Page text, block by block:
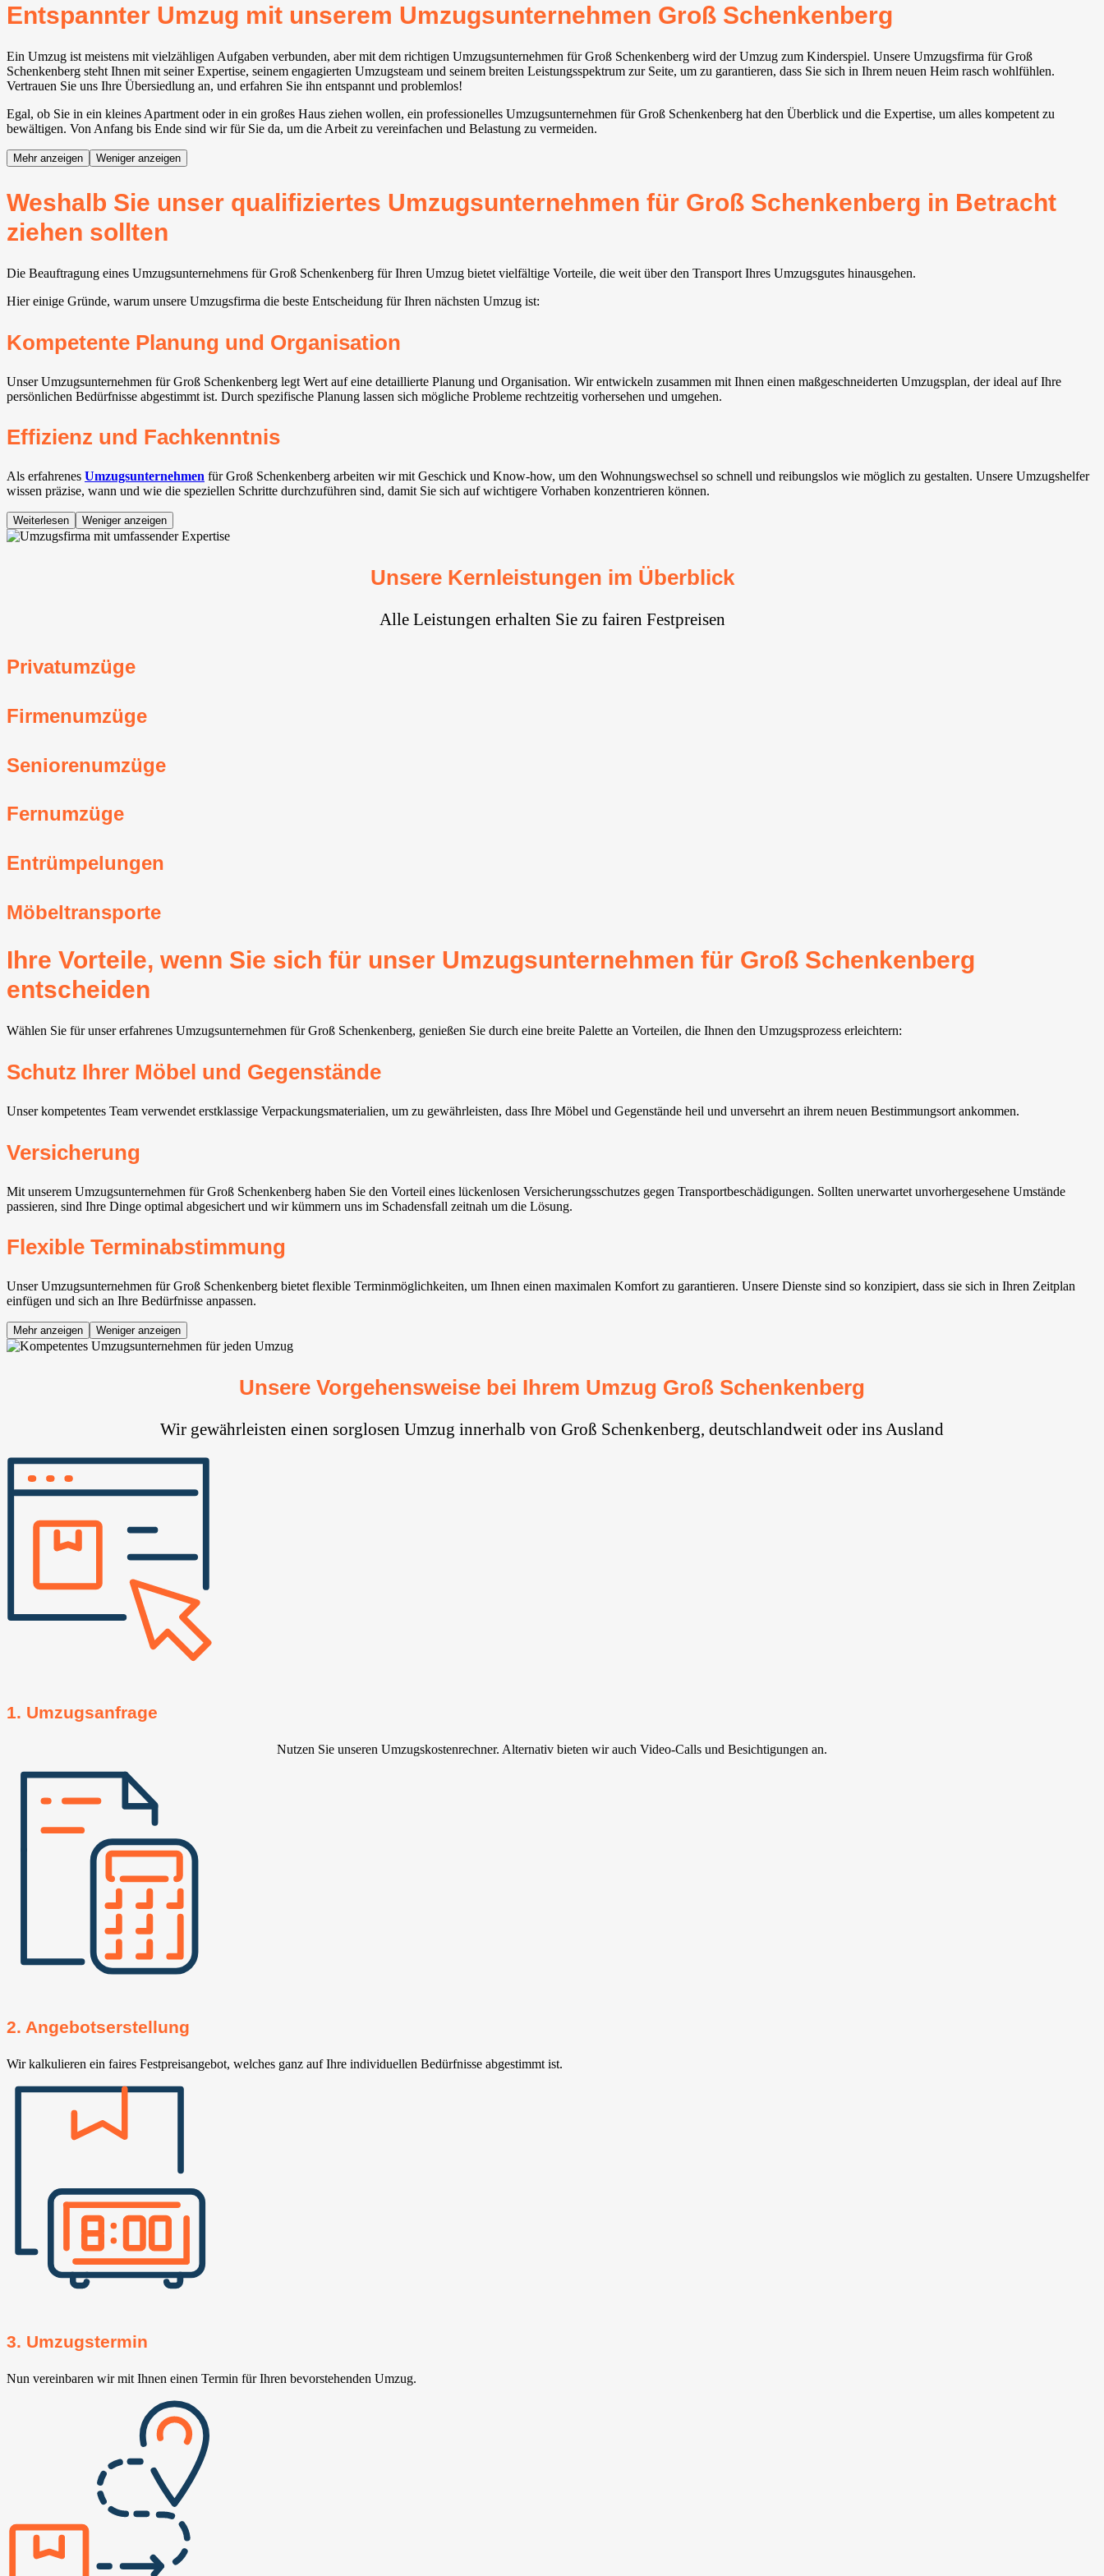
Entspannter Umzug mit unserem Umzugsunternehmen Groß Schenkenberg
Ein Umzug ist meistens mit vielzähligen Aufgaben verbunden, aber mit dem richtigen Umzugsunternehmen für Groß Schenkenberg wird der Umzug zum Kinderspiel. Unsere Umzugsfirma für Groß
Schenkenberg steht Ihnen mit seiner Expertise, seinem engagierten Umzugsteam und seinem breiten Leistungsspektrum zur Seite, um zu garantieren, dass Sie sich in Ihrem neuen Heim rasch wohlfühlen.
Vertrauen Sie uns Ihre Übersiedlung an, und erfahren Sie ihn entspannt und problemlos!
Egal, ob Sie in ein kleines Apartment oder in ein großes Haus ziehen wollen, ein professionelles Umzugsunternehmen für Groß Schenkenberg hat den Überblick und die Expertise, um alles kompetent zu
bewältigen. Von Anfang bis Ende sind wir für Sie da, um die Arbeit zu vereinfachen und Belastung zu vermeiden.
Mehr anzeigen Weniger anzeigen
Weshalb Sie unser qualifiziertes Umzugsunternehmen für Groß Schenkenberg in Betracht
ziehen sollten
Die Beauftragung eines Umzugsunternehmens für Groß Schenkenberg für Ihren Umzug bietet vielfältige Vorteile, die weit über den Transport Ihres Umzugsgutes hinausgehen.
Hier einige Gründe, warum unsere Umzugsfirma die beste Entscheidung für Ihren nächsten Umzug ist:
Kompetente Planung und Organisation
Unser Umzugsunternehmen für Groß Schenkenberg legt Wert auf eine detaillierte Planung und Organisation. Wir entwickeln zusammen mit Ihnen einen maßgeschneiderten Umzugsplan, der ideal auf Ihre
persönlichen Bedürfnisse abgestimmt ist. Durch spezifische Planung lassen sich mögliche Probleme rechtzeitig vorhersehen und umgehen.
Effizienz und Fachkenntnis
Als erfahrenes Umzugsunternehmen für Groß Schenkenberg arbeiten wir mit Geschick und Know-how, um den Wohnungswechsel so schnell und reibungslos wie möglich zu gestalten. Unsere Umzugshelfer
wissen präzise, wann und wie die speziellen Schritte durchzuführen sind, damit Sie sich auf wichtigere Vorhaben konzentrieren können.
Weiterlesen Weniger anzeigen
Unsere Kernleistungen im Überblick
Alle Leistungen erhalten Sie zu fairen Festpreisen
Privatumzüge
Firmenumzüge
Seniorenumzüge
Fernumzüge
Entrümpelungen
Möbeltransporte
Ihre Vorteile, wenn Sie sich für unser Umzugsunternehmen für Groß Schenkenberg
entscheiden
Wählen Sie für unser erfahrenes Umzugsunternehmen für Groß Schenkenberg, genießen Sie durch eine breite Palette an Vorteilen, die Ihnen den Umzugsprozess erleichtern:
Schutz Ihrer Möbel und Gegenstände
Unser kompetentes Team verwendet erstklassige Verpackungsmaterialien, um zu gewährleisten, dass Ihre Möbel und Gegenstände heil und unversehrt an ihrem neuen Bestimmungsort ankommen.
Versicherung
Mit unserem Umzugsunternehmen für Groß Schenkenberg haben Sie den Vorteil eines lückenlosen Versicherungsschutzes gegen Transportbeschädigungen. Sollten unerwartet unvorhergesehene Umstände
passieren, sind Ihre Dinge optimal abgesichert und wir kümmern uns im Schadensfall zeitnah um die Lösung.
Flexible Terminabstimmung
Unser Umzugsunternehmen für Groß Schenkenberg bietet flexible Terminmöglichkeiten, um Ihnen einen maximalen Komfort zu garantieren. Unsere Dienste sind so konzipiert, dass sie sich in Ihren Zeitplan
einfügen und sich an Ihre Bedürfnisse anpassen.
Mehr anzeigen Weniger anzeigen
Unsere Vorgehensweise bei Ihrem Umzug Groß Schenkenberg
Wir gewährleisten einen sorglosen Umzug innerhalb von Groß Schenkenberg, deutschlandweit oder ins Ausland
1. Umzugsanfrage
Nutzen Sie unseren Umzugskostenrechner. Alternativ bieten wir auch Video-Calls und Besichtigungen an.
2. Angebotserstellung
Wir kalkulieren ein faires Festpreisangebot, welches ganz auf Ihre individuellen Bedürfnisse abgestimmt ist.
3. Umzugstermin
Nun vereinbaren wir mit Ihnen einen Termin für Ihren bevorstehenden Umzug.